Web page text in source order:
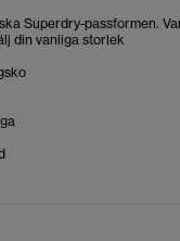
Superdry-passformen.
din vanliga storlek